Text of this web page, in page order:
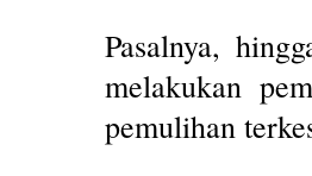
Pasalnya,
melakukan
pemulihan